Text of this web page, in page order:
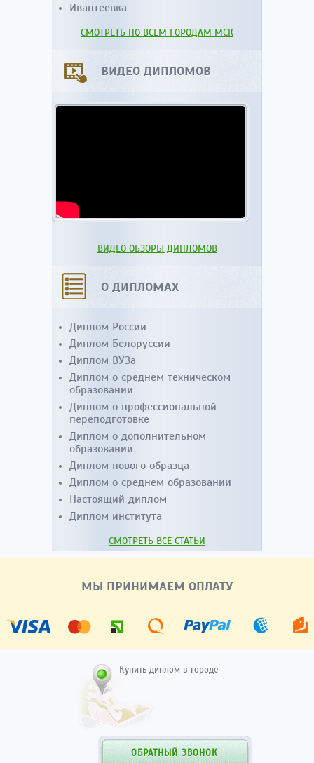
Ивантеевка
СМОТРЕТЬ ПО ВСЕМ ГОРОДАМ МСК
ВИДЕО ДИПЛОМОВ
ВИДЕО ОБЗОРЫ ДИПЛОМОВ
О ДИПЛОМАХ
Диплом России
Диплом Белоруссии
Диплом ВУЗа
Диплом о среднем техническом
образовании
Диплом о профессиональной
переподготовке
Диплом о дополнительном
образовании
Диплом нового образца
Диплом о среднем образовании
Настоящий диплом
Диплом института
СМОТРЕТЬ ВСЕ СТАТЬИ
МЫ ПРИНИМАЕМ ОПЛАТУ
Купить диплом в городе
ОБРАТНЫЙ ЗВОНОК